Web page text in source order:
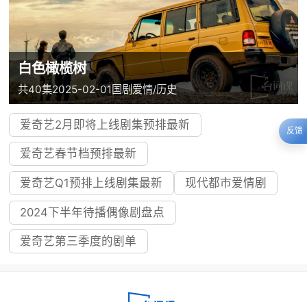
白色橄榄树
共40集2025-02-01国剧爱情/历史
爱奇艺2月即将上线剧集预排最新
爱奇艺春节档预排最新
爱奇艺Q1预排上线剧集最新 现代都市爱情剧
2024下半年待播偶像剧盘点
爱奇艺第三季度的剧单
反馈